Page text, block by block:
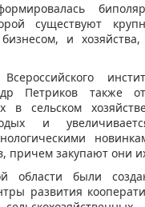
существуют
и
Петриков также
в сельском
и
причем закупают они
области были
развития